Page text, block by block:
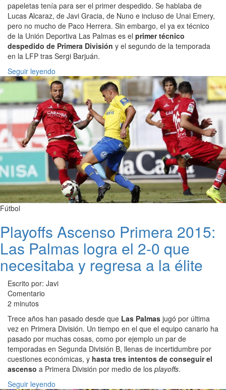
papeletas tenía para ser el primer despedido. Se hablaba de
Lucas Alcaraz, de Javi Gracia, de Nuno e incluso de Unai Emery,
pero no mucho de Paco Herrera. Sin embargo, el ya ex técnico
de la Unión Deportiva Las Palmas es el primer técnico
despedido de Primera División y el segundo de la temporada
en la LFP tras Sergi Barjuán.
Seguir leyendo
Fútbol
Playoffs Ascenso Primera 2015:
Las Palmas logra el 2-0 que
necesitaba y regresa a la élite
Escrito por: Javi
Comentario
2 minutos
Trece años han pasado desde que Las Palmas jugó por última
vez en Primera División. Un tiempo en el que el equipo canario ha
pasado por muchas cosas, como por ejemplo un par de
temporadas en Segunda División B, llenas de incertidumbre por
cuestiones económicas, y hasta tres intentos de conseguir el
ascenso a Primera División por medio de los playoffs.
Seguir leyendo